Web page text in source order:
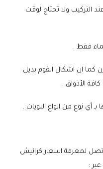
التركيب ولا تحتاج لوقت
فقط .
كما ان اشكال الفوم بديل
الأذواق .
أي نوع من انواع البويات .
لمعرفة اسعار كرانيش
: